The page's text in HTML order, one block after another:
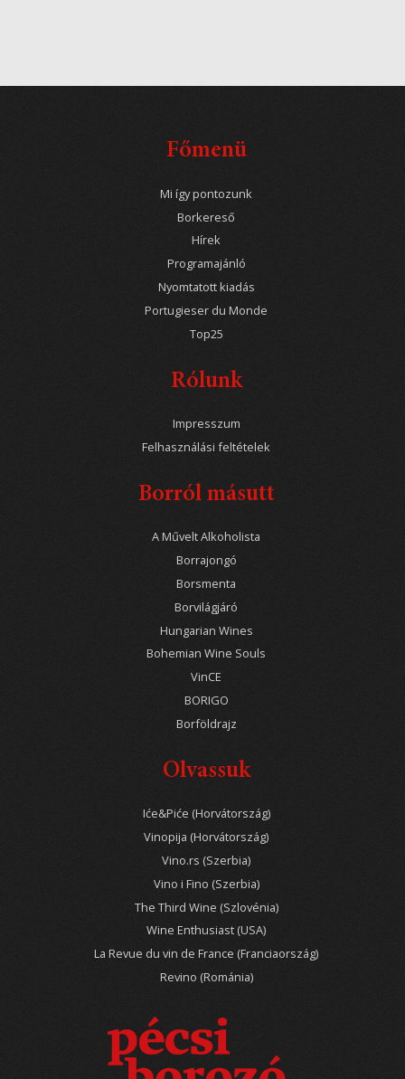
Főmenü
Mi így pontozunk
Borkereső
Hírek
Programajánló
Nyomtatott kiadás
Portugieser du Monde
Top25
Rólunk
Impresszum
Felhasználási feltételek
Borról másutt
A Művelt Alkoholista
Borrajongó
Borsmenta
Borvilágjáró
Hungarian Wines
Bohemian Wine Souls
VinCE
BORIGO
Borföldrajz
Olvassuk
Iće&Piće (Horvátország)
Vinopija (Horvátország)
Vino.rs (Szerbia)
Vino i Fino (Szerbia)
The Third Wine (Szlovénia)
Wine Enthusiast (USA)
La Revue du vin de France (Franciaország)
Revino (Románia)